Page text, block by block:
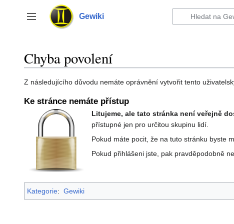
na
obsah
Přepnout postranní panel
Gewiki
Chyba povolení
Z následujícího důvodu nemáte oprávnění vytvořit tento
Ke stránce nemáte přístup
Litujeme, ale tato stránka není veřejně
přístupné jen pro určitou skupinu lidí.
Pokud máte pocit, že na tuto stránku byste
Pokud přihlášeni jste, pak pravděpodobně
Kategorie: Gewiki